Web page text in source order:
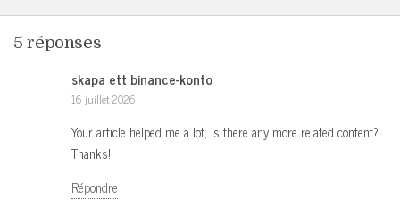
5 réponses
skapa ett binance-konto
16 juillet 2026
Your article helped me a lot, is there any more related content?
Thanks!
Répondre